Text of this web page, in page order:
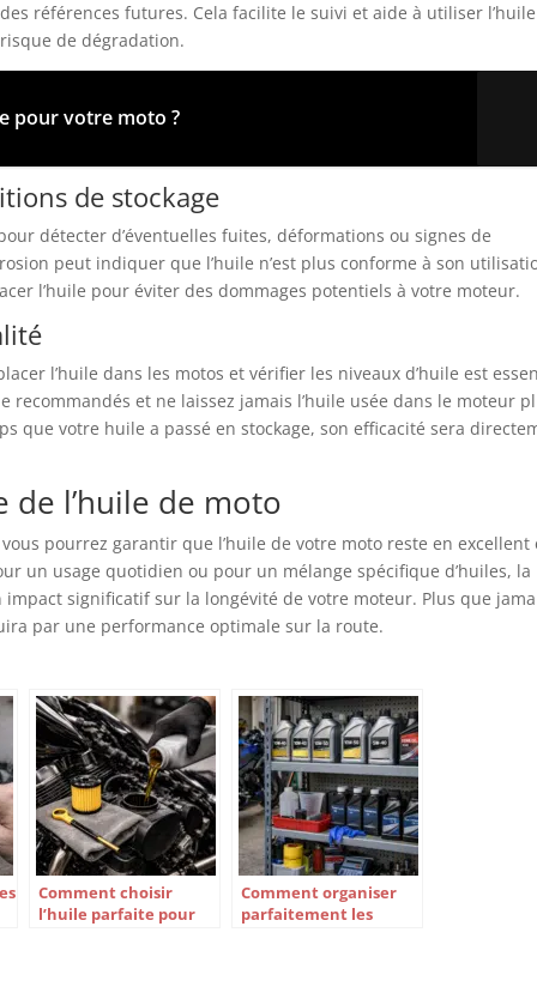
références futures. Cela facilite le suivi et aide à utiliser
de dégradation.
pour votre moto ?
de stockage
détecter d’éventuelles fuites, déformations ou signes de
peut indiquer que l’huile n’est plus conforme à son
l’huile pour éviter des dommages potentiels à votre moteur.
l’huile dans les motos et vérifier les niveaux d’huile est
recommandés et ne laissez jamais l’huile usée dans le moteur
que votre huile a passé en stockage, son efficacité sera
de l’huile de moto
pourrez garantir que l’huile de votre moto reste en excellent
un usage quotidien ou pour un mélange spécifique d’huiles, la
significatif sur la longévité de votre moteur. Plus que
par une performance optimale sur la route.
Comment choisir
l’huile parfaite pour
Comment organiser
parfaitement les